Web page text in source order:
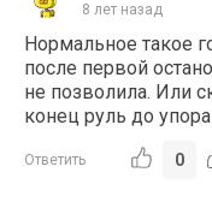
8 лет назад
Нормальное такое
после первой
не позволила. Или
конец руль до
Ответить 0